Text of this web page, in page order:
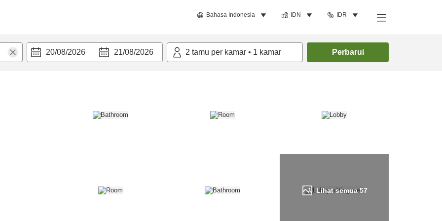
Bahasa Indonesia IDN IDR
20/08/2026 21/08/2026 2 tamu per kamar • 1 kamar Perbarui
Lihat semua57
Cari kamar